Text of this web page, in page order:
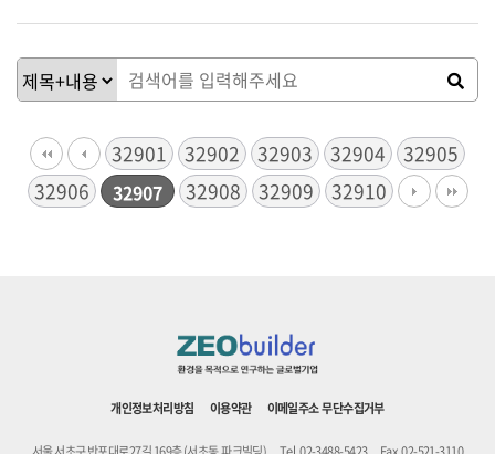
32901 32902 32903 32904
32905
32906
32907 32908 32909 32910
개인정보처리방침 이용약관 이메일주소 무단수집거부